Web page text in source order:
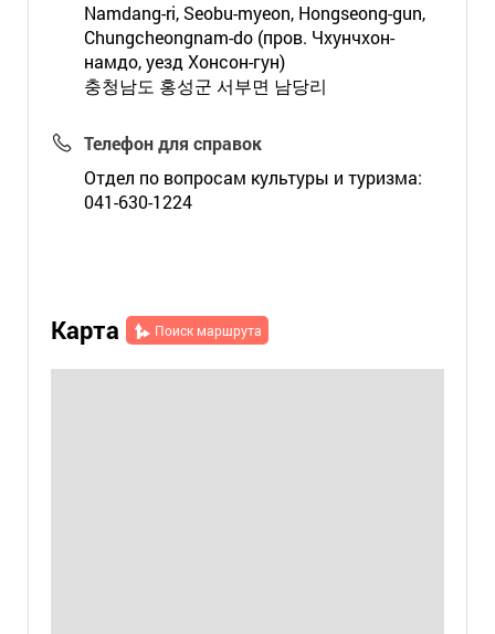
Namdang-ri, Seobu-myeon, Hongseong-gun,
Chungcheongnam-do (пров. Чхунчхон-
намдо, уезд Хонсон-гун)
충청남도 홍성군 서부면 남당리
Телефон для справок
Отдел по вопросам культуры и туризма:
041-630-1224
Карта Поиск маршрута